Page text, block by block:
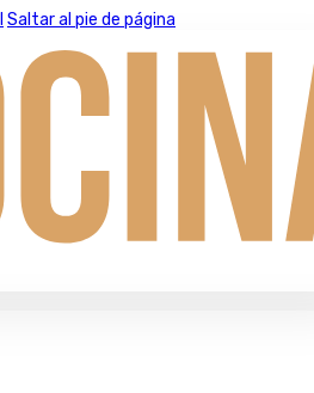
Saltar al pie de página